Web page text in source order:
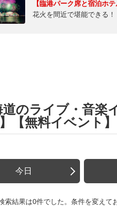
【臨港パーク席と宿泊ホ
花火を間近で堪能できる
道のライブ・音楽
【無料イベント
今日
索結果は0件でした。条件を変えて